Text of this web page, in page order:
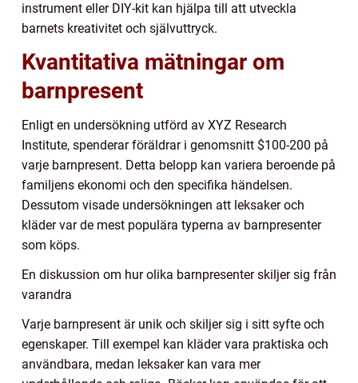
instrument eller DIY-kit kan hjälpa till att utveckla
barnets kreativitet och självuttryck.
Kvantitativa mätningar om
barnpresent
Enligt en undersökning utförd av XYZ Research
Institute, spenderar föräldrar i genomsnitt $100-200 på
varje barnpresent. Detta belopp kan variera beroende på
familjens ekonomi och den specifika händelsen.
Dessutom visade undersökningen att leksaker och
kläder var de mest populära typerna av barnpresenter
som köps.
En diskussion om hur olika barnpresenter skiljer sig från
varandra
Varje barnpresent är unik och skiljer sig i sitt syfte och
egenskaper. Till exempel kan kläder vara praktiska och
användbara, medan leksaker kan vara mer